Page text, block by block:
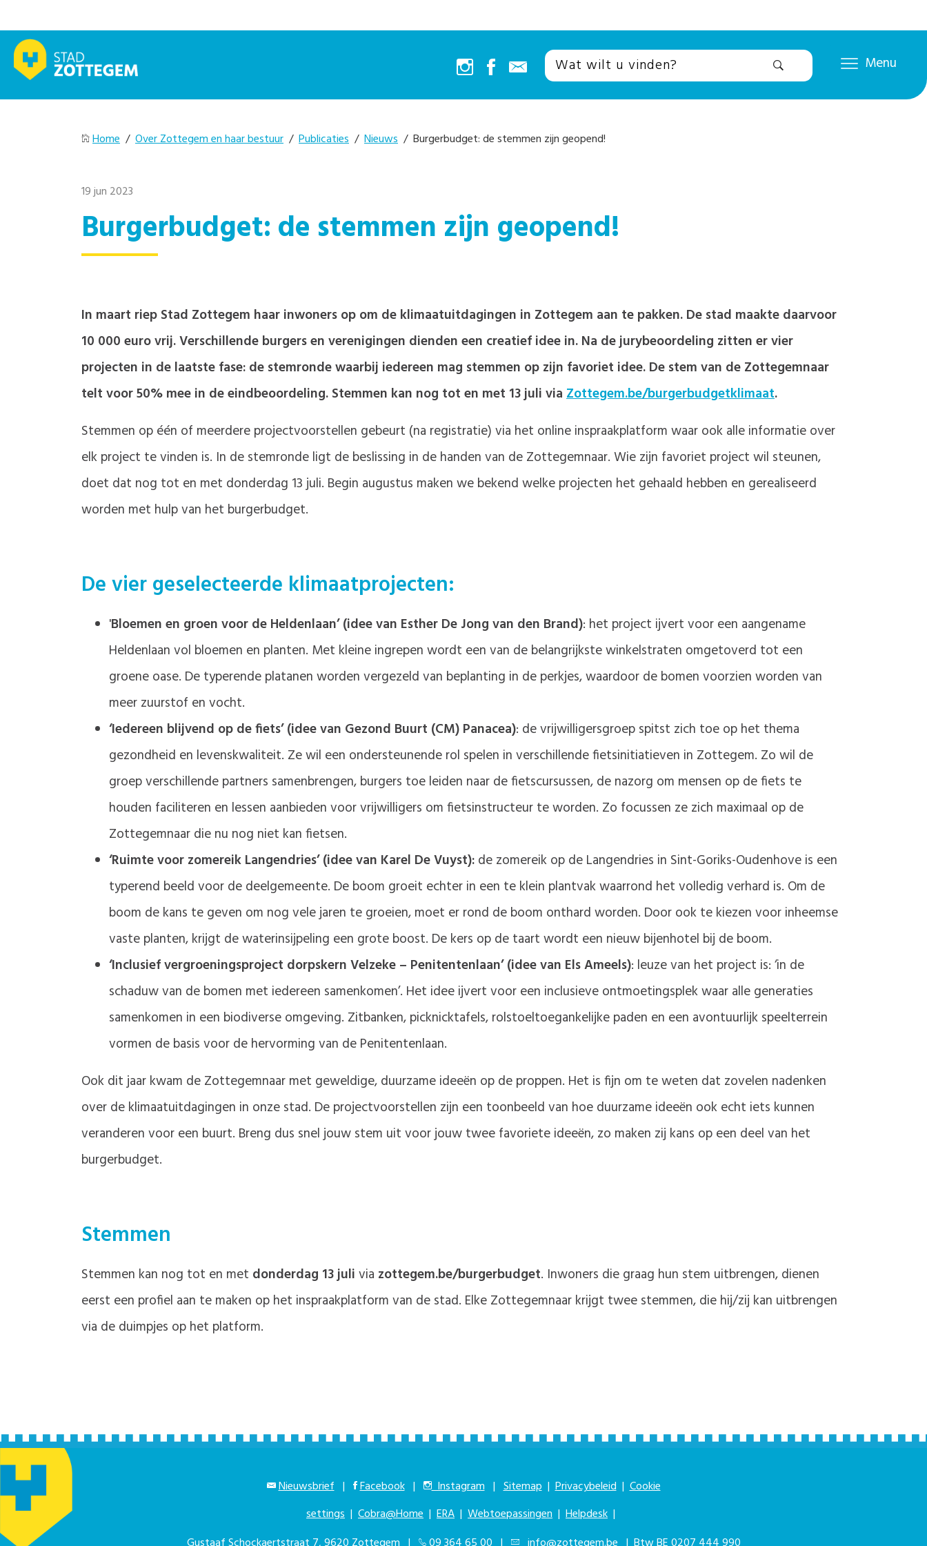
Menu
Home / Over Zottegem en haar bestuur / Publicaties / Nieuws / Burgerbudget: de stemmen zijn geopend!
19 jun 2023
Burgerbudget: de stemmen zijn geopend!
In maart riep Stad Zottegem haar inwoners op om de klimaatuitdagingen in Zottegem aan te pakken. De stad maakte daarvoor
10 000 euro vrij. Verschillende burgers en verenigingen dienden een creatief idee in. Na de jurybeoordeling zitten er vier
projecten in de laatste fase: de stemronde waarbij iedereen mag stemmen op zijn favoriet idee. De stem van de Zottegemnaar
telt voor 50% mee in de eindbeoordeling. Stemmen kan nog tot en met 13 juli via Zottegem.be/burgerbudgetklimaat.
Stemmen op één of meerdere projectvoorstellen gebeurt (na registratie) via het online inspraakplatform waar ook alle informatie over
elk project te vinden is. In de stemronde ligt de beslissing in de handen van de Zottegemnaar. Wie zijn favoriet project wil steunen,
doet dat nog tot en met donderdag 13 juli. Begin augustus maken we bekend welke projecten het gehaald hebben en gerealiseerd
worden met hulp van het burgerbudget.
De vier geselecteerde klimaatprojecten:
'Bloemen en groen voor de Heldenlaan’ (idee van Esther De Jong van den Brand): het project ijvert voor een aangename
Heldenlaan vol bloemen en planten. Met kleine ingrepen wordt een van de belangrijkste winkelstraten omgetoverd tot een
groene oase. De typerende platanen worden vergezeld van beplanting in de perkjes, waardoor de bomen voorzien worden van
meer zuurstof en vocht.
‘Iedereen blijvend op de fiets’ (idee van Gezond Buurt (CM) Panacea): de vrijwilligersgroep spitst zich toe op het thema
gezondheid en levenskwaliteit. Ze wil een ondersteunende rol spelen in verschillende fietsinitiatieven in Zottegem. Zo wil de
groep verschillende partners samenbrengen, burgers toe leiden naar de fietscursussen, de nazorg om mensen op de fiets te
houden faciliteren en lessen aanbieden voor vrijwilligers om fietsinstructeur te worden. Zo focussen ze zich maximaal op de
Zottegemnaar die nu nog niet kan fietsen.
‘Ruimte voor zomereik Langendries’ (idee van Karel De Vuyst): de zomereik op de Langendries in Sint-Goriks-Oudenhove is een
typerend beeld voor de deelgemeente. De boom groeit echter in een te klein plantvak waarrond het volledig verhard is. Om de
boom de kans te geven om nog vele jaren te groeien, moet er rond de boom onthard worden. Door ook te kiezen voor inheemse
vaste planten, krijgt de waterinsijpeling een grote boost. De kers op de taart wordt een nieuw bijenhotel bij de boom.
‘Inclusief vergroeningsproject dorpskern Velzeke – Penitentenlaan’ (idee van Els Ameels): leuze van het project is: ‘in de
schaduw van de bomen met iedereen samenkomen’. Het idee ijvert voor een inclusieve ontmoetingsplek waar alle generaties
samenkomen in een biodiverse omgeving. Zitbanken, picknicktafels, rolstoeltoegankelijke paden en een avontuurlijk speelterrein
vormen de basis voor de hervorming van de Penitentenlaan.
Ook dit jaar kwam de Zottegemnaar met geweldige, duurzame ideeën op de proppen. Het is fijn om te weten dat zovelen nadenken
over de klimaatuitdagingen in onze stad. De projectvoorstellen zijn een toonbeeld van hoe duurzame ideeën ook echt iets kunnen
veranderen voor een buurt. Breng dus snel jouw stem uit voor jouw twee favoriete ideeën, zo maken zij kans op een deel van het
burgerbudget.
Stemmen
Stemmen kan nog tot en met donderdag 13 juli via zottegem.be/burgerbudget. Inwoners die graag hun stem uitbrengen, dienen
eerst een profiel aan te maken op het inspraakplatform van de stad. Elke Zottegemnaar krijgt twee stemmen, die hij/zij kan uitbrengen
via de duimpjes op het platform.
Nieuwsbrief | Facebook | Instagram | Sitemap |Privacybeleid |Cookie
settings | Cobra@Home | ERA | Webtoepassingen | Helpdesk |